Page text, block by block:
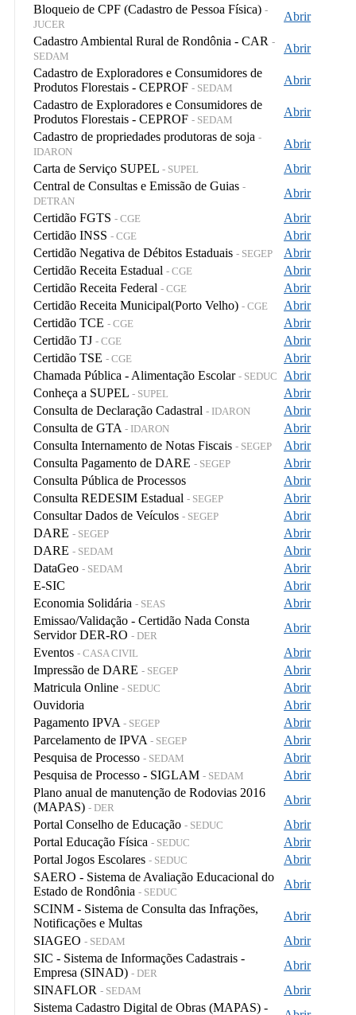
Bloqueio de CPF (Cadastro de Pessoa Física) -
JUCER
Abrir
Cadastro Ambiental Rural de Rondônia - CAR -
SEDAM
Abrir
Cadastro de Exploradores e Consumidores de
Produtos Florestais - CEPROF - SEDAM
Abrir
Cadastro de Exploradores e Consumidores de
Produtos Florestais - CEPROF - SEDAM
Abrir
Cadastro de propriedades produtoras de soja -
IDARON
Abrir
Carta de Serviço SUPEL - SUPEL
Abrir
Central de Consultas e Emissão de Guias -
DETRAN
Abrir
Certidão FGTS - CGE
Abrir
Certidão INSS - CGE
Abrir
Certidão Negativa de Débitos Estaduais - SEGEP
Abrir
Certidão Receita Estadual - CGE
Abrir
Certidão Receita Federal - CGE
Abrir
Certidão Receita Municipal(Porto Velho) - CGE
Abrir
Certidão TCE - CGE
Abrir
Certidão TJ - CGE
Abrir
Certidão TSE - CGE
Abrir
Chamada Pública - Alimentação Escolar - SEDUC
Abrir
Conheça a SUPEL - SUPEL
Abrir
Consulta de Declaração Cadastral - IDARON
Abrir
Consulta de GTA - IDARON
Abrir
Consulta Internamento de Notas Fiscais - SEGEP
Abrir
Consulta Pagamento de DARE - SEGEP
Abrir
Consulta Pública de Processos
Abrir
Consulta REDESIM Estadual - SEGEP
Abrir
Consultar Dados de Veículos - SEGEP
Abrir
DARE - SEGEP
Abrir
DARE - SEDAM
Abrir
DataGeo - SEDAM
Abrir
E-SIC
Abrir
Economia Solidária - SEAS
Abrir
Emissao/Validação - Certidão Nada Consta
Servidor DER-RO - DER
Abrir
Eventos - CASA CIVIL
Abrir
Impressão de DARE - SEGEP
Abrir
Matricula Online - SEDUC
Abrir
Ouvidoria
Abrir
Pagamento IPVA - SEGEP
Abrir
Parcelamento de IPVA - SEGEP
Abrir
Pesquisa de Processo - SEDAM
Abrir
Pesquisa de Processo - SIGLAM - SEDAM
Abrir
Plano anual de manutenção de Rodovias 2016
(MAPAS) - DER
Abrir
Portal Conselho de Educação - SEDUC
Abrir
Portal Educação Física - SEDUC
Abrir
Portal Jogos Escolares - SEDUC
Abrir
SAERO - Sistema de Avaliação Educacional do
Estado de Rondônia - SEDUC
Abrir
SCINM - Sistema de Consulta das Infrações,
Notificações e Multas
Abrir
SIAGEO - SEDAM
Abrir
SIC - Sistema de Informações Cadastrais -
Empresa (SINAD) - DER
Abrir
SINAFLOR - SEDAM
Abrir
Sistema Cadastro Digital de Obras (MAPAS) -